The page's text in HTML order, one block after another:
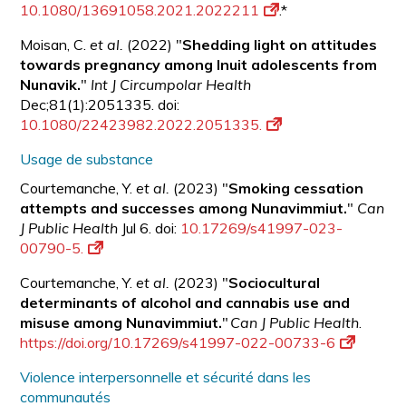
10.1080/13691058.2021.2022211
.*
Moisan, C.et al. (2022) "Shedding light on attitudes
towards pregnancy among Inuit adolescents from
Nunavik." Int J Circumpolar Health
Dec;81(1):2051335. doi:
10.1080/22423982.2022.2051335.
Usage de substance
Courtemanche, Y.et al. (2023) "Smoking cessation
attempts and successes among Nunavimmiut." Can
J Public Health Jul 6. doi: 10.17269/s41997-023-
00790-5.
Courtemanche, Y.et al. (2023) "Sociocultural
determinants of alcohol and cannabis use and
misuse among Nunavimmiut." Can J Public Health.
https://doi.org/10.17269/s41997-022-00733-6
Violence interpersonnelle et sécurité dans les
communautés